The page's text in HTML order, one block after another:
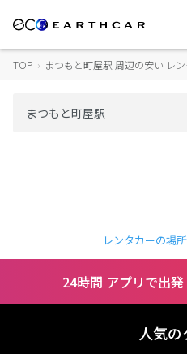
TOP › まつもと町屋駅 周辺の安い レ
レンタカーの場
24時間 アプリで出
人気の